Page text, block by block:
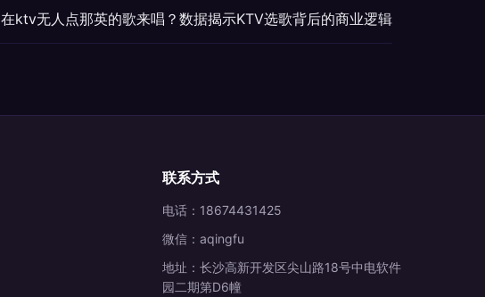
在ktv无人点那英的歌来唱？数据揭示KTV选歌背后的商业逻辑
联系方式
电话：18674431425
微信：aqingfu
地址：长沙高新开发区尖山路18号中电软件
园二期第D6幢